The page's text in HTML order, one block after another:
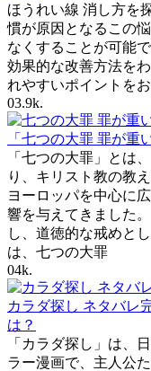
ほうれい線 消し方を
慣が原因となるこの
なくすることが可能
効果的な改善方法を
れやすいポイントをお
03.9k.
「七つの大罪 罪が重
「七つの大罪」とは
り、キリスト教の教
ヨーロッパを中心に
響を与えてきました
し、道徳的な戒めと
は、七つの大罪
04k.
カラダ探し ネタバレ
は？
「カラダ探し」は、
ラー漫画で、主人公